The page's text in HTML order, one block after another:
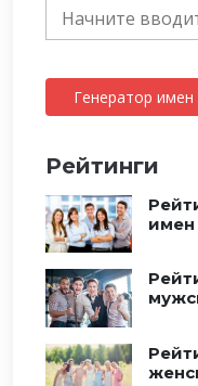
Генератор имен
Рейтинги
имен